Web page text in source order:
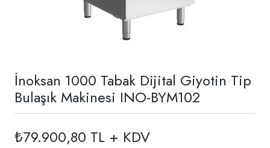
İnoksan 1000 Tabak Dijital Giyotin Tip
Bulaşık Makinesi INO-BYM102
₺79.900,80 TL + KDV